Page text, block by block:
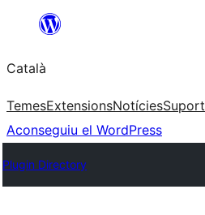
contingut
Català
TemesExtensionsNotíciesSuport
Aconseguiu el WordPress
Plugin Directory